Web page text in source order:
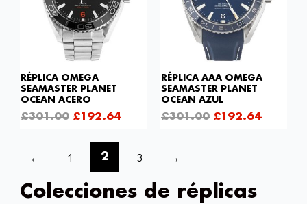
RÉPLICA OMEGA
SEAMASTER PLANET
OCEAN ACERO
£301.00 £192.64
RÉPLICA AAA OMEGA
SEAMASTER PLANET
OCEAN AZUL
£301.00 £192.64
← 1 2 3 →
Colecciones de réplicas